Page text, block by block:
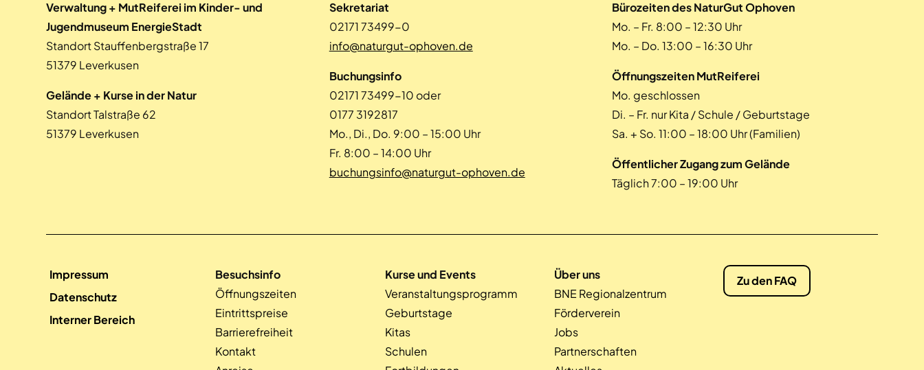
Verwaltung + MutReiferei im Kinder- und
Jugendmuseum EnergieStadt
Standort Stauffenbergstraße 17
51379 Leverkusen
Gelände + Kurse in der Natur
Standort Talstraße 62
51379 Leverkusen
Sekretariat
02171 73499-0
info@naturgut-ophoven.de
Buchungsinfo
02171 73499-10 oder
0177 3192817
Mo., Di., Do. 9:00 – 15:00 Uhr
Fr. 8:00 – 14:00 Uhr
buchungsinfo@naturgut-ophoven.de
Bürozeiten des NaturGut Ophoven
Mo. – Fr. 8:00 – 12:30 Uhr
Mo. – Do. 13:00 – 16:30 Uhr
Öffnungszeiten MutReiferei
Mo. geschlossen
Di. – Fr. nur Kita / Schule / Geburtstage
Sa. + So. 11:00 – 18:00 Uhr (Familien)
Öffentlicher Zugang zum Gelände
Täglich 7:00 – 19:00 Uhr
Impressum
Datenschutz
Interner Bereich
Besuchsinfo
Öffnungszeiten
Eintrittspreise
Barrierefreiheit
Kontakt
Kurse und Events
Veranstaltungsprogramm
Geburtstage
Kitas
Schulen
Über uns
BNE Regionalzentrum
Förderverein
Jobs
Partnerschaften
Zu den FAQ